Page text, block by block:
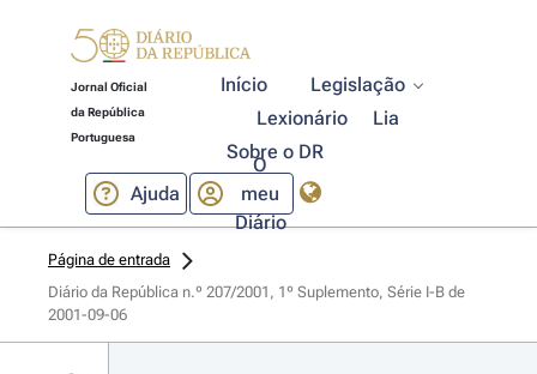
Jornal Oficial
da República
Portuguesa
Início
Legislação
Lexionário
Lia
Sobre o DR
Ajuda
O
meu
Diário
Página de entrada
Diário da República n.º 207/2001, 1º Suplemento, Série I-B de
2001-09-06